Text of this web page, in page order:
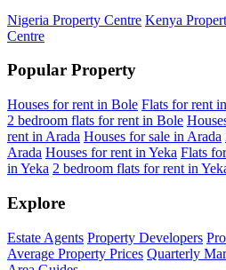
Nigeria Property Centre Kenya
Centre
Popular Property
Houses for rent in Bole Flats for rent
2 bedroom flats for rent in Bole
rent in Arada Houses for sale in Arada
Arada Houses for rent in Yeka Flats
in Yeka 2 bedroom flats for rent in
Explore
Estate Agents Property Developers
Average Property Prices Quarterly